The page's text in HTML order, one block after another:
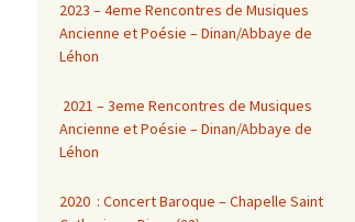
2023 – 4eme Rencontres de Musiques
Ancienne et Poésie – Dinan/Abbaye de
Léhon
2021 – 3eme Rencontres de Musiques
Ancienne et Poésie – Dinan/Abbaye de
Léhon
2020 : Concert Baroque – Chapelle Saint